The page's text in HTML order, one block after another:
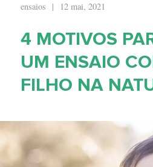
ensaios | 12 mai, 2021
4 MOTIVOS
UM ENSAIO
FILHO NA